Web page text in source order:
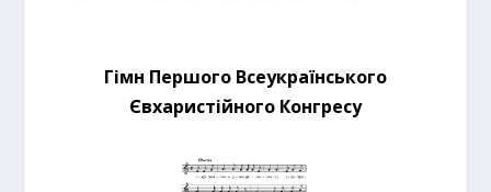
Гімн Першого Всеукраїнського
Євхаристійного Конгресу